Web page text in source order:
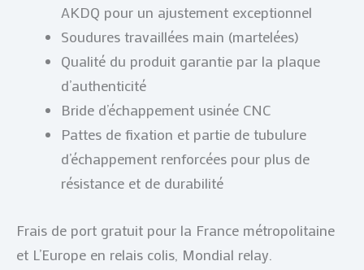
AKDQ pour un ajustement exceptionnel
Soudures travaillées main (martelées)
Qualité du produit garantie par la plaque
d’authenticité
Bride d’échappement usinée CNC
Pattes de fixation et partie de tubulure
d’échappement renforcées pour plus de
résistance et de durabilité
Frais de port gratuit pour la France métropolitaine
et L’Europe en relais colis, Mondial relay.